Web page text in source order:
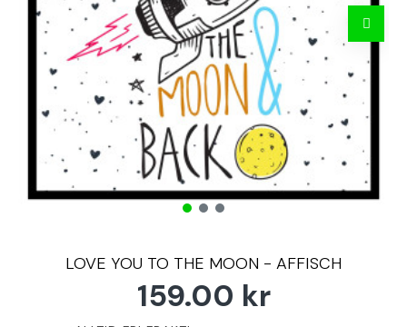
LOVE YOU TO THE MOON - AFFISCH
159.00 kr